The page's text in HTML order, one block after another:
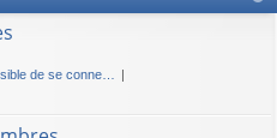
de se conne…